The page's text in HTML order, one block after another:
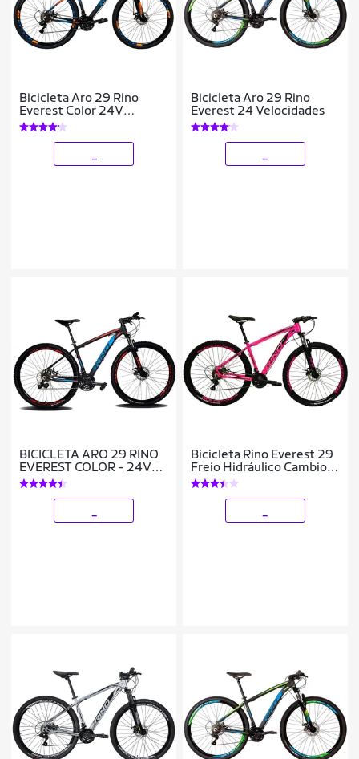
Bicicleta Aro 29 Rino
Everest Color 24V
Cambios Shimano Freio
Hidraulico Suspensão C/
Bicicleta Aro 29 Rino
Everest 24 Velocidades
BICICLETA ARO 29 RINO
EVEREST COLOR - 24V
CAMBIOS SHIMANO -
SUSPENSÃO COM TRAVA
Bicicleta Rino Everest 29
Freio Hidráulico Cambios
Shimano 24V Com Trava